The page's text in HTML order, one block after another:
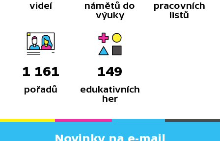
videí
námětů do
výuky
pracovních
listů
1 161
pořadů
149
edukativních
her
Novinky na e-mail